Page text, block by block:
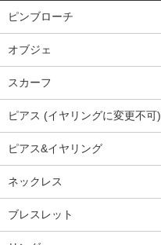
ピンブローチ
オブジェ
スカーフ
ピアス (イヤリングに変更不可)
ピアス&イヤリング
ネックレス
ブレスレット